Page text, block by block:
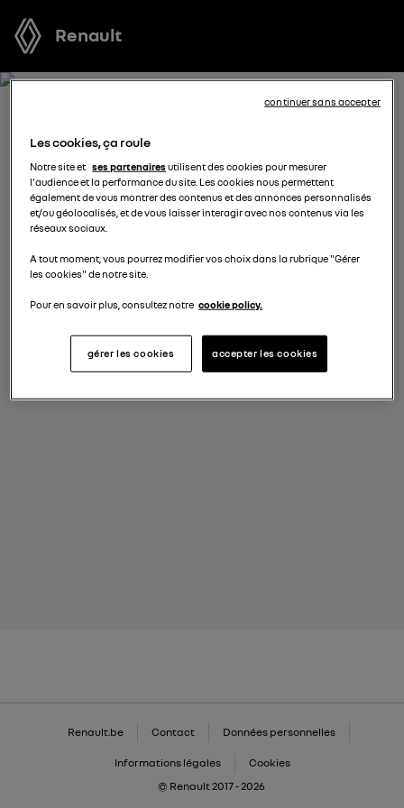
Renault
RECEVEZ GRATUITEMENT
VOTRE OFFRE POUR SCENIC
E-TECH ELECTRIC
proposer l’offre la plus avantageuse, des solutions de
conseiller dans votre projet d’achat.
complétez vos coordonnées
Renault.be Contact Données personnelles
Informations légales
Cookies
© Renault 2017 - 2026
Les cookies, ça roule
Notre site et ses partenairesutilisent des cookies pour mesurer
l'audience et la performance du site. Les cookies nous permettent
également de vous montrer des contenus et des annonces personnalisés
et/ou géolocalisés, et de vous laisser interagir avec nos contenus via les
réseaux sociaux.
A tout moment, vous pourrez modifier vos choix dans la rubrique "Gérer
les cookies" de notre site.
Pour en savoir plus, consultez notre cookie policy.
accepter les cookies
gérer les cookies
continuer sans accepter